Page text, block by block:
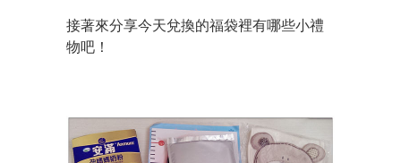
接著來分享今天兌換的福袋裡有哪些小禮
物吧！